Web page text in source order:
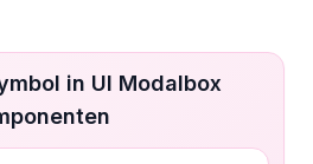
in UI Modalbox